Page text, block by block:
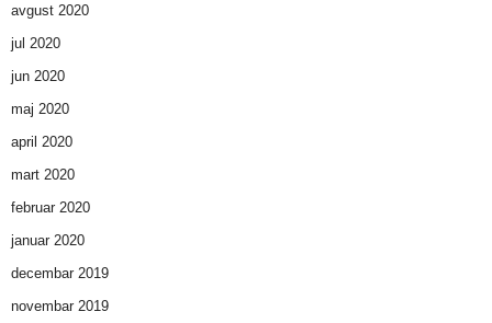
avgust 2020
jul 2020
jun 2020
maj 2020
april 2020
mart 2020
februar 2020
januar 2020
decembar 2019
novembar 2019